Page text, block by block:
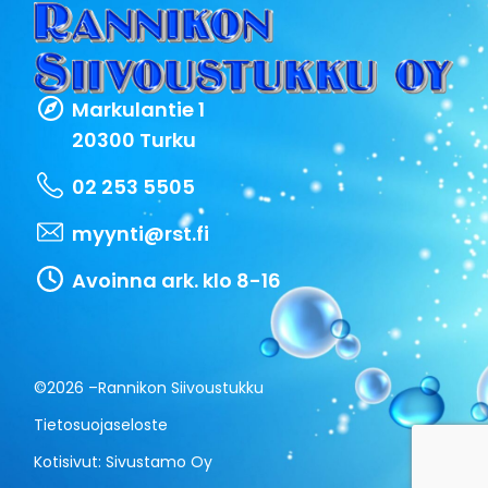
Markulantie 1
20300 Turku
02 253 5505
myynti@rst.fi
Avoinna ark. klo 8-16
©2026 –Rannikon Siivoustukku
Tietosuojaseloste
Kotisivut:Sivustamo Oy